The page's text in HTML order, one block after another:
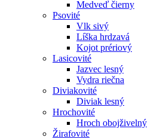
Medveď čierny
Psovité
Vlk sivý
Líška hrdzavá
Kojot prériový
Lasicovité
Jazvec lesný
Vydra riečna
Diviakovité
Diviak lesný
Hrochovité
Hroch obojživelný
Žirafovité